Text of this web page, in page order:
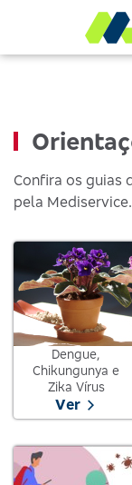
Confira os guias
pela Mediservice.
Dengue,
Chikungunya e
Zika Vírus
Ver